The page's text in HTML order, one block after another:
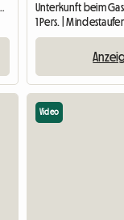
1 Pers. |
Video